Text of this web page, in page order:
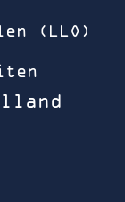
(LLO)